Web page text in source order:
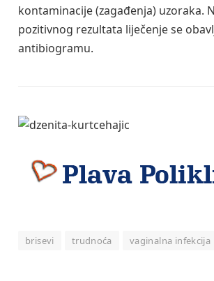
kontaminacije (zagađenja) uzoraka.
pozitivnog rezultata liječenje se
antibiogramu.
brisevi trudnoća vaginalna infekcija